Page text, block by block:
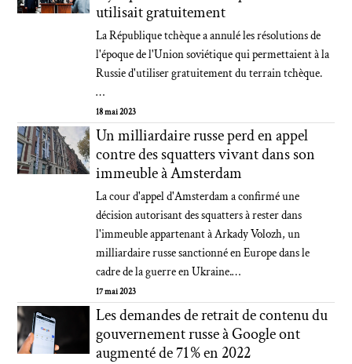
utilisait gratuitement
La République tchèque a annulé les résolutions de
l'époque de l'Union soviétique qui permettaient à la
Russie d'utiliser gratuitement du terrain tchèque.
…
18 mai 2023
Un milliardaire russe perd en appel
contre des squatters vivant dans son
immeuble à Amsterdam
La cour d'appel d'Amsterdam a confirmé une
décision autorisant des squatters à rester dans
l'immeuble appartenant à Arkady Volozh, un
milliardaire russe sanctionné en Europe dans le
cadre de la guerre en Ukraine.…
17 mai 2023
Les demandes de retrait de contenu du
gouvernement russe à Google ont
augmenté de 71 % en 2022